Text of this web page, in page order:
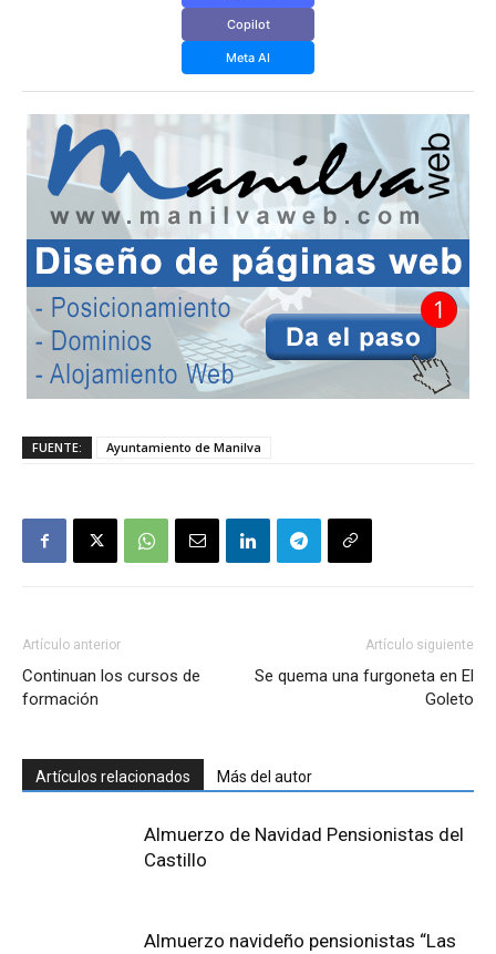
Copilot
Meta AI
FUENTE: Ayuntamiento de Manilva
Artículo anterior
Continuan los cursos de
formación
Artículo siguiente
Se quema una furgoneta en El
Goleto
Artículos relacionados Más del autor
Almuerzo de Navidad Pensionistas del
Castillo
Almuerzo navideño pensionistas “Las